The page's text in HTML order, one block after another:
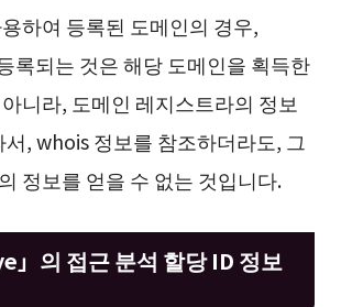
하여 등록된 도메인의 경우,
록되는 것은 해당 도메인을 획득한
니라, 도메인 레지스트라의 정보
서, whois 정보를 참조하더라도, 그
정보를 얻을 수 없는 것입니다.
」의 접근 분석 할당 ID 정보